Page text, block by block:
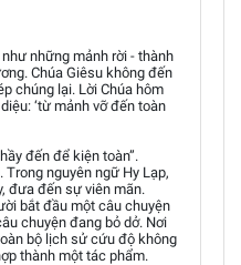
những mảnh rời - thành
Chúa Giêsu không đến
chúng lại. Lời Chúa hôm
‘từ mảnh vỡ đến toàn
đến để kiện toàn”.
nguyên ngữ Hy Lạp,
đưa đến sự viên mãn.
bắt đầu một câu chuyện
chuyện đang bỏ dở. Nơi
bộ lịch sử cứu độ không
thành một tác phẩm.